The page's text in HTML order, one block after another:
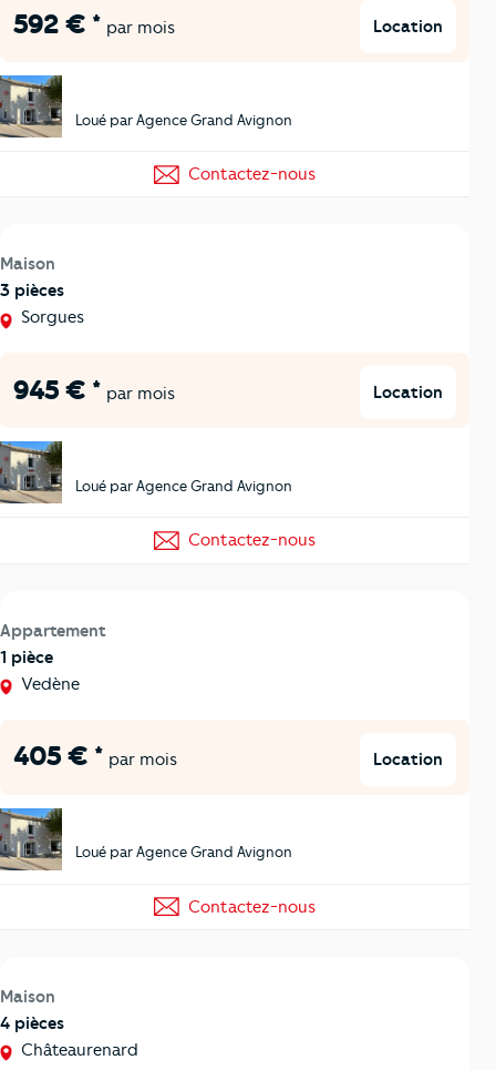
592 € * par mois Location
Loué par Agence Grand Avignon
Contactez-nous
Maison
3 pièces
Sorgues
945 € * par mois Location
Loué par Agence Grand Avignon
Contactez-nous
Appartement
1 pièce
Vedène
405 € * par mois Location
Loué par Agence Grand Avignon
Contactez-nous
Maison
4 pièces
Châteaurenard